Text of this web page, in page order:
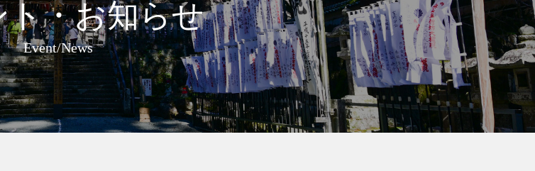
ト・お知らせ
Event/News